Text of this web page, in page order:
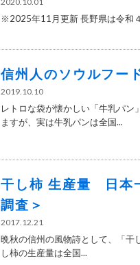
※2025年11月更新 長野県は令和
信州人のソウルフー
2019.10.10
レトロな袋が懐かしい「牛乳パ
ますが、実は牛乳パンは全国...
干し柿 生産量 日本
調査＞
2017.12.21
晩秋の信州の風物詩として、「干
し柿の生産量は全国...